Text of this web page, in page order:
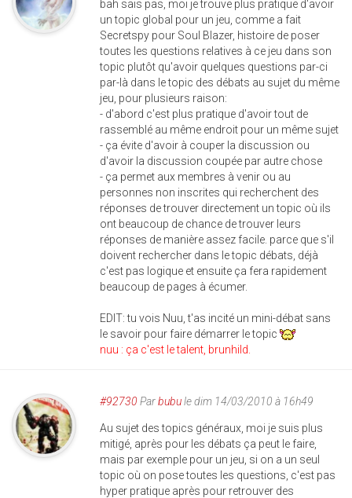
bah sais pas, moi je trouve plus pratique d'avoir
un topic global pour un jeu, comme a fait
Secretspy pour Soul Blazer, histoire de poser
toutes les questions relatives à ce jeu dans son
topic plutôt qu'avoir quelques questions par-ci
par-là dans le topic des débats au sujet du même
jeu, pour plusieurs raison:
- d'abord c'est plus pratique d'avoir tout de
rassemblé au même endroit pour un même sujet
- ça évite d'avoir à couper la discussion ou
d'avoir la discussion coupée par autre chose
- ça permet aux membres à venir ou au
personnes non inscrites qui recherchent des
réponses de trouver directement un topic où ils
ont beaucoup de chance de trouver leurs
réponses de manière assez facile. parce que s'il
doivent rechercher dans le topic débats, déjà
c'est pas logique et ensuite ça fera rapidement
beaucoup de pages à écumer.
EDIT: tu vois Nuu, t'as incité un mini-débat sans
le savoir pour faire démarrer le topic
nuu : ça c'est le talent, brunhild.
#92730 Parbubule dim 14/03/2010 à 16h49
Au sujet des topics généraux, moi je suis plus
mitigé, après pour les débats ça peut le faire,
mais par exemple pour un jeu, si on a un seul
topic où on pose toutes les questions, c'est pas
hyper pratique après pour retrouver des